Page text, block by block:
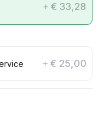
+ € 33,28
+ € 25,00